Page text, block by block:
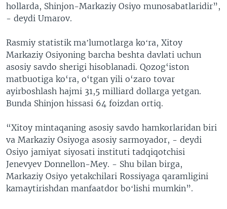
hollarda, Shinjon-Markaziy Osiyo munosabatlaridir”,
- deydi Umarov.
Rasmiy statistik maʼlumotlarga koʻra, Xitoy
Markaziy Osiyoning barcha beshta davlati uchun
asosiy savdo sherigi hisoblanadi. Qozog‘iston
matbuotiga ko‘ra, o‘tgan yili o‘zaro tovar
ayirboshlash hajmi 31,5 milliard dollarga yetgan.
Bunda Shinjon hissasi 64 foizdan ortiq.
“Xitoy mintaqaning asosiy savdo hamkorlaridan biri
va Markaziy Osiyoga asosiy sarmoyador, - deydi
Osiyo jamiyat siyosati instituti tadqiqotchisi
Jenevyev Donnellon-Mey. - Shu bilan birga,
Markaziy Osiyo yetakchilari Rossiyaga qaramligini
kamaytirishdan manfaatdor boʻlishi mumkin”.